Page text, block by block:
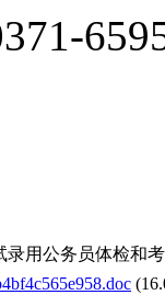
用公务员体检和